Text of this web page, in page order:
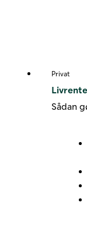
Livrente
Privat
Sådan